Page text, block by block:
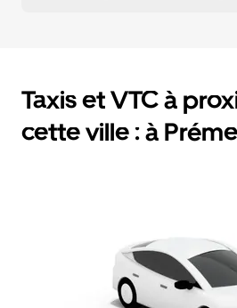
Taxis et VTC à
cette ville : à